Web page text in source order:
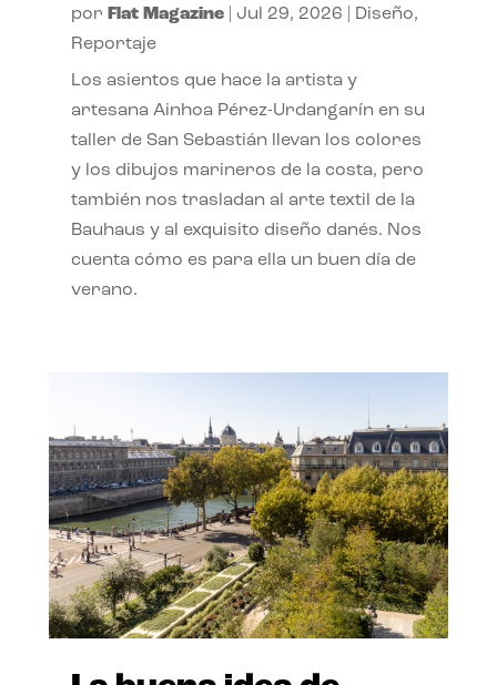
por Flat Magazine| Jul 29, 2026 Diseño,
Reportaje
Los asientos que hace la artista y
artesana Ainhoa Pérez-Urdangarín en su
taller de San Sebastián llevan los colores
y los dibujos marineros de la costa, pero
también nos trasladan al arte textil de la
Bauhaus y al exquisito diseño danés. Nos
cuenta cómo es para ella un buen día de
verano.